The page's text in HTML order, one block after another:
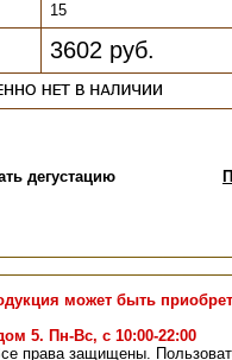
15
3602 руб.
дегустацию
может быть
5. Пн-Вс, с 10:00-22:00
права защищены.